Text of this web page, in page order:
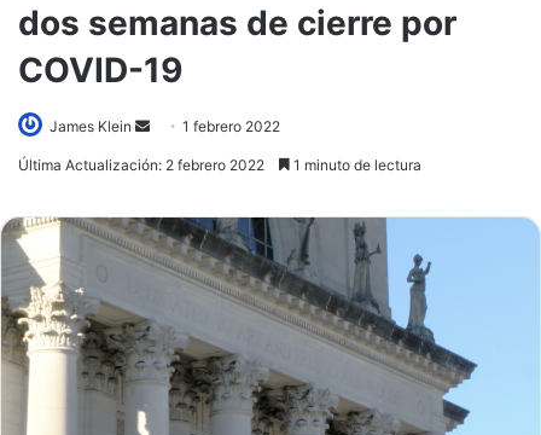
dos semanas de cierre por
COVID-19
James Klein
Send1 febrero 2022
Última Actualización: 2 febrero 2022 1 minuto de lectura